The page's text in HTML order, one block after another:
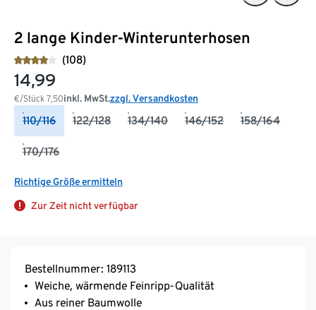
2 lange Kinder-Winterunterhosen
(108)
14,99
€/Stück 7,50inkl. MwSt.zzgl. Versandkosten
110/116 122/128 134/140 146/152 158/164
170/176
Richtige Größe ermitteln
Zur Zeit nicht verfügbar
Bestellnummer: 189113
Weiche, wärmende Feinripp-Qualität
Aus reiner Baumwolle